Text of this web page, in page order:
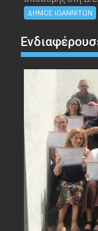
ΔΗΜΟΣ ΙΩΑΝΝΙΤΩΝ